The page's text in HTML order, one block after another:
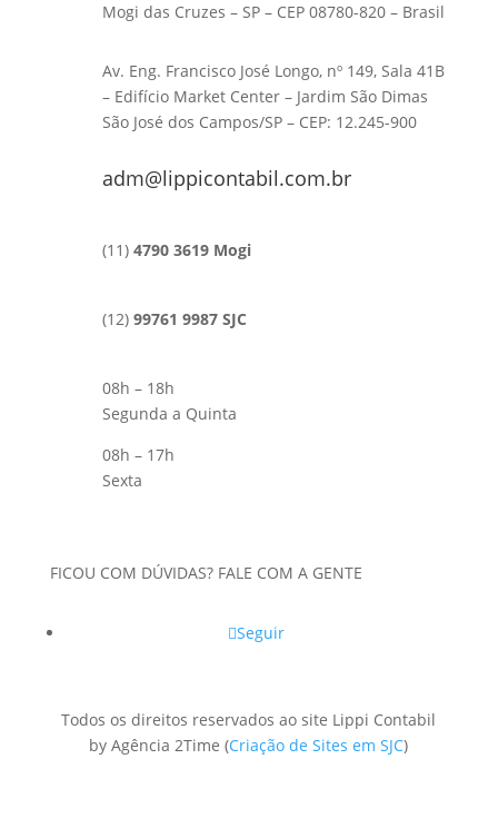
Mogi das Cruzes – SP – CEP 08780-820 – Brasil
Av. Eng. Francisco José Longo, nº 149, Sala 41B
– Edifício Market Center – Jardim São Dimas
São José dos Campos/SP – CEP: 12.245-900
adm@lippicontabil.com.br
(11) 4790 3619 Mogi
(12) 99761 9987 SJC
08h – 18h
Segunda a Quinta
08h – 17h
Sexta
FICOU COM DÚVIDAS? FALE COM A GENTE
Seguir
Todos os direitos reservados ao site Lippi Contabil
by Agência 2Time(Criação de Sites em SJC)